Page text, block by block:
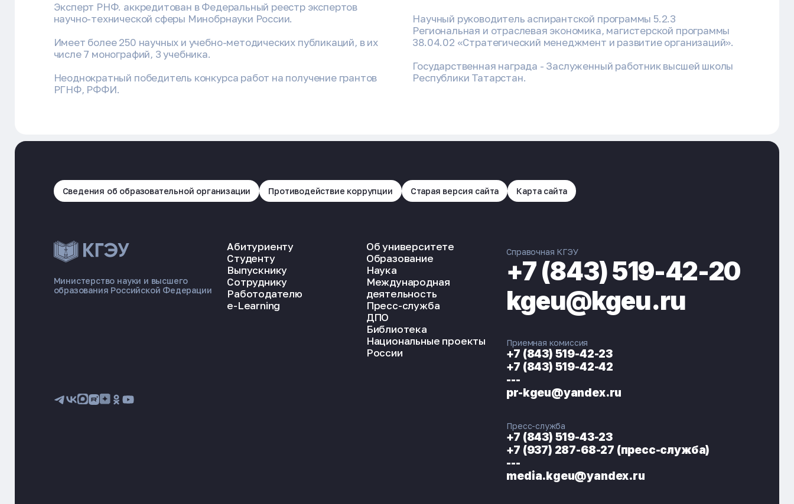
ЭНЕРГОКОД — ПОМОЩНИК КГЭУ
Эксперт РНФ. аккредитован в Федеральный реестр экспертов
научно-технической сферы Минобрнауки России.
Имеет более 250 научных и учебно-методических публикаций, в их
числе 7 монографий, 3 учебника.
Неоднократный победитель конкурса работ на получение грантов
РГНФ, РФФИ.
Научный руководитель аспирантской программы 5.2.3
Региональная и отраслевая экономика, магистерской программы
38.04.02 «Стратегический менеджмент и развитие организаций».
Государственная награда - Заслуженный работник высшей школы
Республики Татарстан.
Сведения об образовательной организации Противодействие коррупции Старая версия сайта Карта сайта
Министерство науки и высшего
образования Российской Федерации
Абитуриенту
Студенту
Выпускнику
Сотруднику
Работодателю
e-Learning
Об университете
Образование
Наука
Международная
деятельность
Пресс-служба
ДПО
Библиотека
Национальные проекты
России
Справочная КГЭУ
+7 (843) 519-42-20
kgeu@kgeu.ru
Приемная комиссия
+7 (843) 519-42-23
+7 (843) 519-42-42
---
pr-kgeu@yandex.ru
Пресс-служба
+7 (843) 519-43-23
+7 (937) 287-68-27 (пресс-служба)
---
media.kgeu@yandex.ru